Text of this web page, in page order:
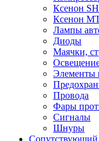
Ксенон
Ксенон
Лампы
Диоды
Маячки,
Элементы
Провода
Фары
Сигналы
Шнуры